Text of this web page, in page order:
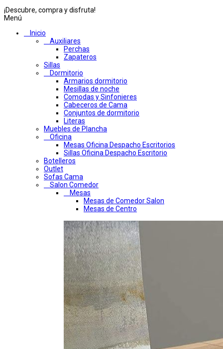
¡Descubre, compra y disfruta!
Menú
Inicio
Auxiliares
Perchas
Zapateros
Sillas
Dormitorio
Armarios dormitorio
Mesillas de noche
Comodas y Sinfonieres
Cabeceros de Cama
Conjuntos de dormitorio
Literas
Muebles de Plancha
Oficina
Mesas Oficina Despacho Escritorios
Sillas Oficina Despacho Escritorio
Botelleros
Outlet
Sofas Cama
Salon Comedor
Mesas
Mesas de Comedor Salon
Mesas de Centro